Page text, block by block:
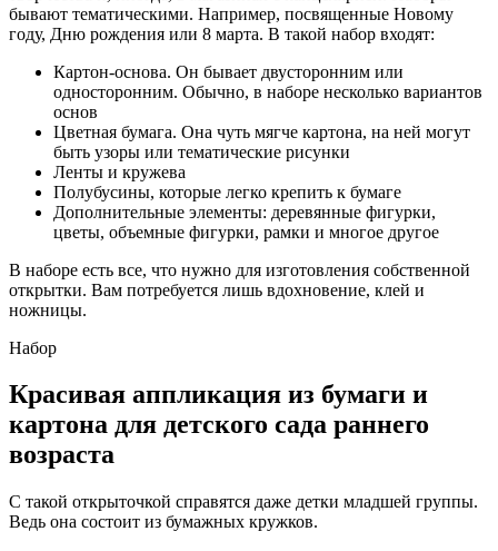
бывают тематическими. Например, посвященные Новому
году, Дню рождения или 8 марта. В такой набор входят:
Картон-основа. Он бывает двусторонним или
односторонним. Обычно, в наборе несколько вариантов
основ
Цветная бумага. Она чуть мягче картона, на ней могут
быть узоры или тематические рисунки
Ленты и кружева
Полубусины, которые легко крепить к бумаге
Дополнительные элементы: деревянные фигурки,
цветы, объемные фигурки, рамки и многое другое
В наборе есть все, что нужно для изготовления собственной
открытки. Вам потребуется лишь вдохновение, клей и
ножницы.
Набор
Красивая аппликация из бумаги и
картона для детского сада раннего
возраста
С такой открыточкой справятся даже детки младшей группы.
Ведь она состоит из бумажных кружков.